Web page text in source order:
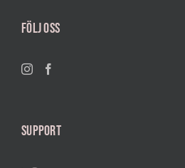
FÖLJ OSS
SUPPORT